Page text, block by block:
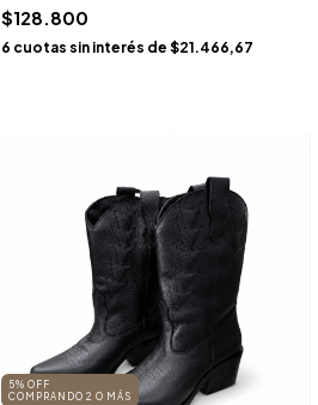
$128.800
6 cuotas sin interés de $21.466,67
5% OFF
COMPRANDO 2 O MÁS